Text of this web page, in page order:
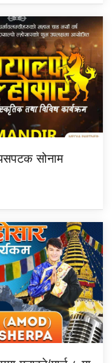
सोनाम